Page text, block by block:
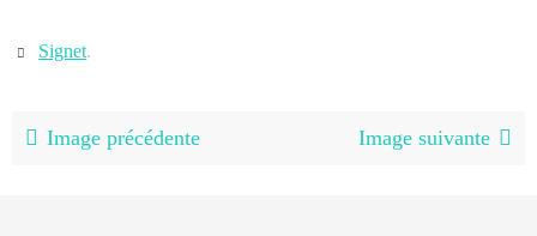
Signet.
Image précédente Image suivante